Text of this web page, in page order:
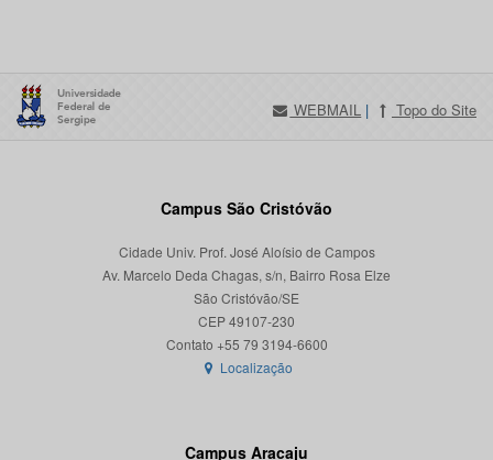
WEBMAIL | Topo do Site
Campus São Cristóvão
Cidade Univ. Prof. José Aloísio de Campos
Av. Marcelo Deda Chagas, s/n, Bairro Rosa Elze
São Cristóvão/SE
CEP 49107-230
Localização
Campus Aracaju